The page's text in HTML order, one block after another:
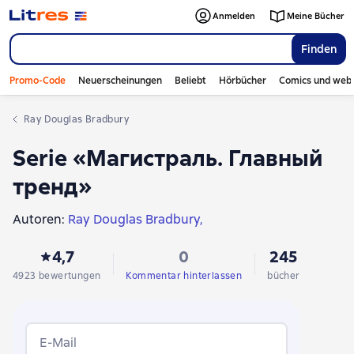
Finden
Anmelden Meine Bücher
Promo-Code Neuerscheinungen Beliebt Hörbücher Comics und
Ray Douglas Bradbury
Serie «Магистраль. Главный
тренд»
Autoren: Ray Douglas Bradbury
Alexandre Dumas der Ältere
О. Генри
Alexander Grin
Луиза Мэй Олкотт
Alexander Puschkin
Oscar Wilde
4,7
4923 bewertungen
0
Kommentar hinterlassen
245
bücher
E-Mail